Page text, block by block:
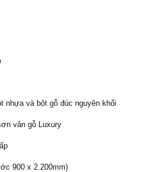
và bột gỗ đúc nguyên khối
vân gỗ Luxury
900 x 2.200mm)